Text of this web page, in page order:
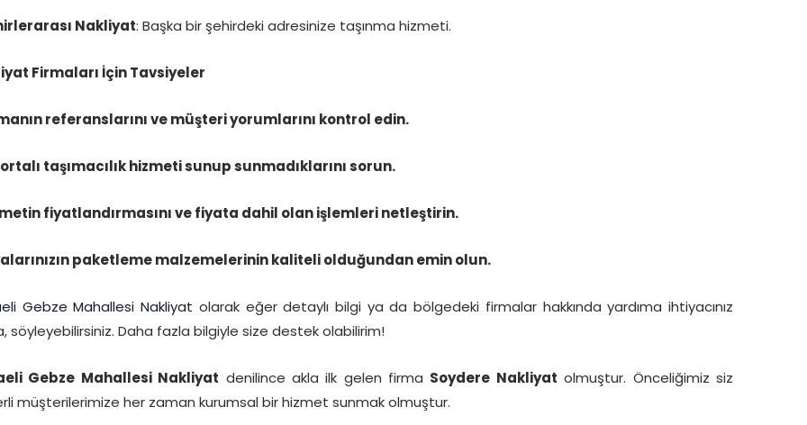
Nakliyat: Başka bir şehirdeki adresinize taşınma hizmeti.
Firmaları İçin Tavsiyeler
referanslarınıve müşteri yorumlarını kontrol edin.
taşımacılık hizmeti sunup sunmadıklarını sorun.
fiyatlandırmasını ve fiyata dahil olan işlemleri netleştirin.
paketleme malzemelerinin kaliteli olduğundan emin olun.
Gebze Mahallesi Nakliyat olarak eğer detaylı bilgi ya da bölgedeki firmalar hakkında yardıma ihtiyacınız
söyleyebilirsiniz. Daha fazla bilgiyle size destek olabilirim!
Gebze Mahallesi Nakliyat denilince akla ilk gelen firma Soydere Nakliyat olmuştur. Önceliğimiz siz
müşterilerimize her zaman kurumsal bir hizmet sunmak olmuştur.